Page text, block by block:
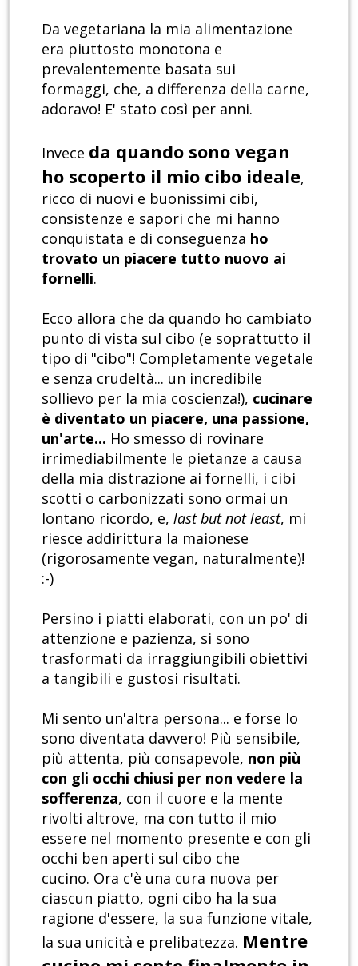
Da vegetariana la mia alimentazione
era piuttosto monotona e
prevalentemente basata sui
formaggi, che, a differenza della carne,
adoravo! E' stato così per anni.
Invece da quando sono vegan
ho scoperto il mio cibo ideale,
ricco di nuovi e buonissimi cibi,
consistenze e sapori che mi hanno
conquistata e di conseguenza ho
trovato un piacere tutto nuovo ai
fornelli.
Ecco allora che da quando ho cambiato
punto di vista sul cibo (e soprattutto il
tipo di "cibo"! Completamente vegetale
e senza crudeltà... un incredibile
sollievo per la mia coscienza!), cucinare
è diventato un piacere, una passione,
un'arte... Ho smesso di rovinare
irrimediabilmente le pietanze a causa
della mia distrazione ai fornelli, i cibi
scotti o carbonizzati sono ormai un
lontano ricordo, e, last but not least, mi
riesce addirittura la maionese
(rigorosamente vegan, naturalmente)!
:-)
Persino i piatti elaborati, con un po' di
attenzione e pazienza, si sono
trasformati da irraggiungibili obiettivi
a tangibili e gustosi risultati.
Mi sento un'altra persona... e forse lo
sono diventata davvero! Più sensibile,
più attenta, più consapevole, non più
con gli occhi chiusi per non vedere la
sofferenza, con il cuore e la mente
rivolti altrove, ma con tutto il mio
essere nel momento presente e con gli
occhi ben aperti sul cibo che
cucino. Ora c'è una cura nuova per
ciascun piatto, ogni cibo ha la sua
ragione d'essere, la sua funzione vitale,
la sua unicità e prelibatezza. Mentre